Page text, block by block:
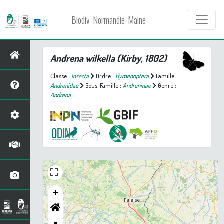
Biodiv' Normandie-Maine
Andrena wilkella(Kirby, 1802)
Classe : Insecta Ordre : Hymenoptera
Famille :
Andrenidae
Sous-Famille : Andreninae
Genre :
Andrena
+